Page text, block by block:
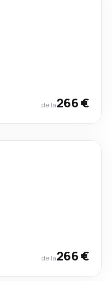
de la266 €
de la266 €